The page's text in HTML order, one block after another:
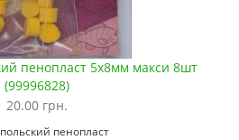
пенопласт 5х8мм макси 8шт
(99996828)
20.00 грн.
пенопласт